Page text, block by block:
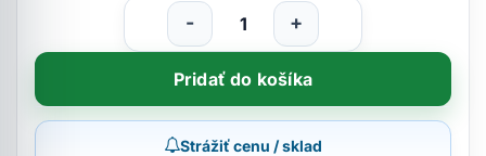
- +
Pridať do košíka
Strážiť cenu / sklad